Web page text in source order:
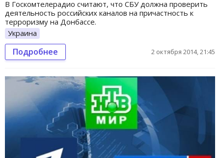
В Госкомтелерадио считают, что СБУ должна проверить
деятельность российских каналов на причастность к
терроризму на Донбассе.
Украина
Подробнее 2 октября 2014, 21:45